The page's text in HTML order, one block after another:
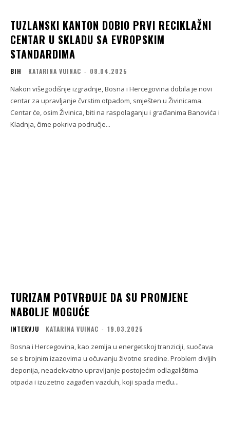
TUZLANSKI KANTON DOBIO PRVI RECIKLAŽNI
CENTAR U SKLADU SA EVROPSKIM
STANDARDIMA
BIH KATARINA VUINAC - 08.04.2025
Nakon višegodišnje izgradnje, Bosna i Hercegovina dobila je novi
centar za upravljanje čvrstim otpadom, smješten u Živinicama.
Centar će, osim Živinica, biti na raspolaganju i građanima Banovića i
Kladnja, čime pokriva područje...
TURIZAM POTVRĐUJE DA SU PROMJENE
NABOLJE MOGUĆE
INTERVJU KATARINA VUINAC - 19.03.2025
Bosna i Hercegovina, kao zemlja u energetskoj tranziciji, suočava
se s brojnim izazovima u očuvanju životne sredine. Problem divljih
deponija, neadekvatno upravljanje postojećim odlagalištima
otpada i izuzetno zagađen vazduh, koji spada među...